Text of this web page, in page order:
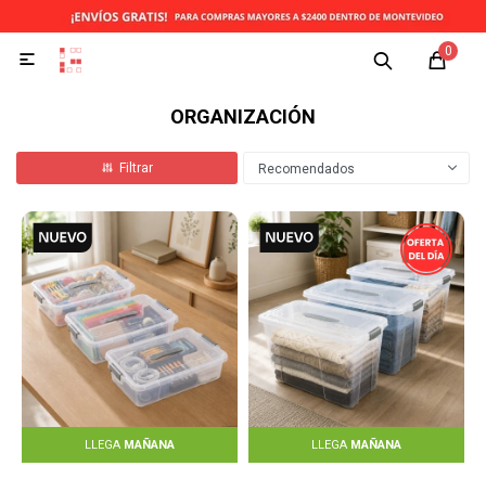
0

ORGANIZACIÓN
Recomendados
LLEGA MAÑANA LLEGA MAÑANA